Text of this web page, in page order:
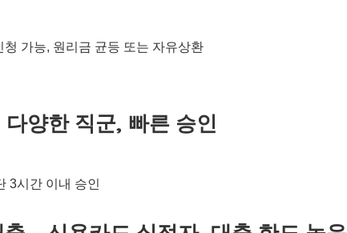
가능, 원리금 균등 또는 자유상환
양한 직군, 빠른 승인
3시간 이내 승인